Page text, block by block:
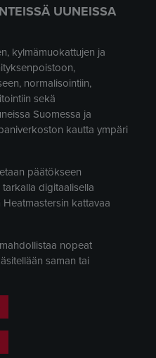
UUNEISSA
kylmämuokattujen ja
normalisointiin,
sekä
Suomessa ja
kautta ympäri
päätökseen
digitaalisella
kattavaa
nopeat
saman tai